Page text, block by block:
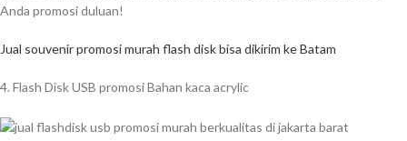
Anda promosi duluan!
Jual souvenir promosi murah flash disk bisa dikirim ke Batam
4. Flash Disk USB promosi Bahan kaca acrylic